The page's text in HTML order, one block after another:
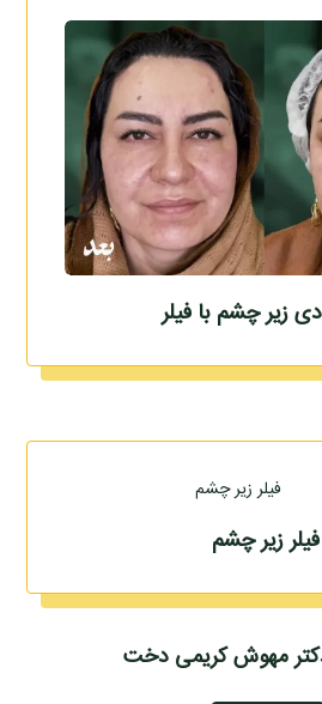
زیر چشم با فیلر
فیلر زیر چشم
مهوش کریمی دخت